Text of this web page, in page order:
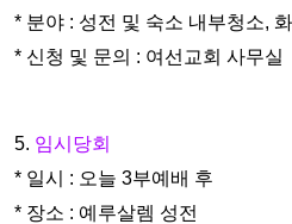
* 분야 : 성전 및 숙소 내부청소,
* 신청 및 문의 : 여선교회 사무실
5. 임시당회
* 일시 : 오늘 3부예배 후
* 장소 : 예루살렘 성전